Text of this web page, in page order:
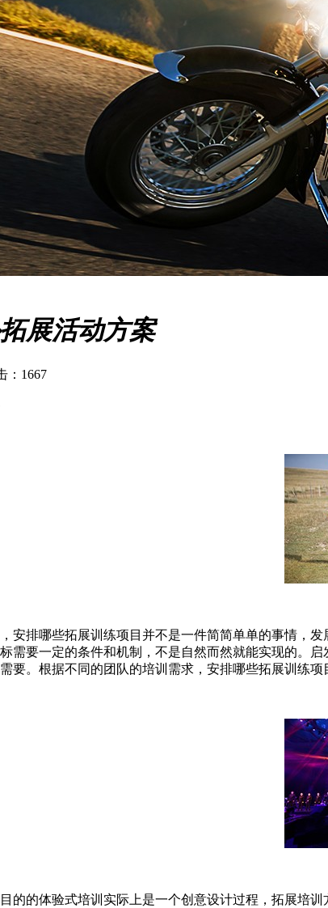
展活动方案
：1667
安排哪些拓展训练项目并不是一件简简单单的事情，
需要一定的条件和机制，不是自然而然就能实现的。
要。根据不同的团队的培训需求，安排哪些拓展训练项
的的体验式培训实际上是一个创意设计过程，拓展培